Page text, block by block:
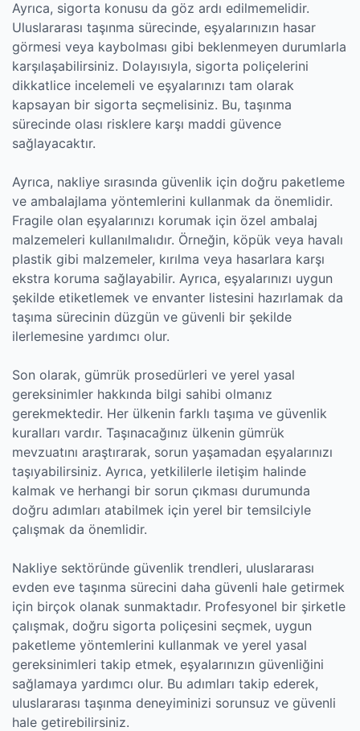
Ayrıca, sigorta konusu da göz ardı edilmemelidir.
Uluslararası taşınma sürecinde, eşyalarınızın hasar
görmesi veya kaybolması gibi beklenmeyen durumlarla
karşılaşabilirsiniz. Dolayısıyla, sigorta poliçelerini
dikkatlice incelemeli ve eşyalarınızı tam olarak
kapsayan bir sigorta seçmelisiniz. Bu, taşınma
sürecinde olası risklere karşı maddi güvence
sağlayacaktır.
Ayrıca, nakliye sırasında güvenlik için doğru paketleme
ve ambalajlama yöntemlerini kullanmak da önemlidir.
Fragile olan eşyalarınızı korumak için özel ambalaj
malzemeleri kullanılmalıdır. Örneğin, köpük veya havalı
plastik gibi malzemeler, kırılma veya hasarlara karşı
ekstra koruma sağlayabilir. Ayrıca, eşyalarınızı uygun
şekilde etiketlemek ve envanter listesini hazırlamak da
taşıma sürecinin düzgün ve güvenli bir şekilde
ilerlemesine yardımcı olur.
Son olarak, gümrük prosedürleri ve yerel yasal
gereksinimler hakkında bilgi sahibi olmanız
gerekmektedir. Her ülkenin farklı taşıma ve güvenlik
kuralları vardır. Taşınacağınız ülkenin gümrük
mevzuatını araştırarak, sorun yaşamadan eşyalarınızı
taşıyabilirsiniz. Ayrıca, yetkililerle iletişim halinde
kalmak ve herhangi bir sorun çıkması durumunda
doğru adımları atabilmek için yerel bir temsilciyle
çalışmak da önemlidir.
Nakliye sektöründe güvenlik trendleri, uluslararası
evden eve taşınma sürecini daha güvenli hale getirmek
için birçok olanak sunmaktadır. Profesyonel bir şirketle
çalışmak, doğru sigorta poliçesini seçmek, uygun
paketleme yöntemlerini kullanmak ve yerel yasal
gereksinimleri takip etmek, eşyalarınızın güvenliğini
sağlamaya yardımcı olur. Bu adımları takip ederek,
uluslararası taşınma deneyiminizi sorunsuz ve güvenli
hale getirebilirsiniz.